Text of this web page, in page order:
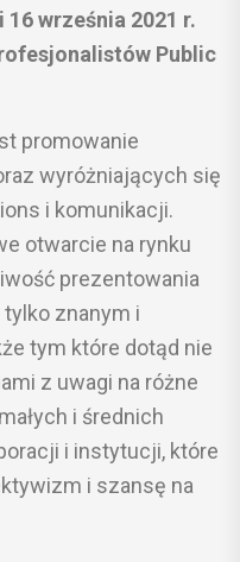
września 2021 r.
Public
promowanie
wyróżniających się
i komunikacji.
otwarcie na rynku
prezentowania
znanym i
tym które dotąd nie
z uwagi na różne
i średnich
i instytucji, które
i szansę na